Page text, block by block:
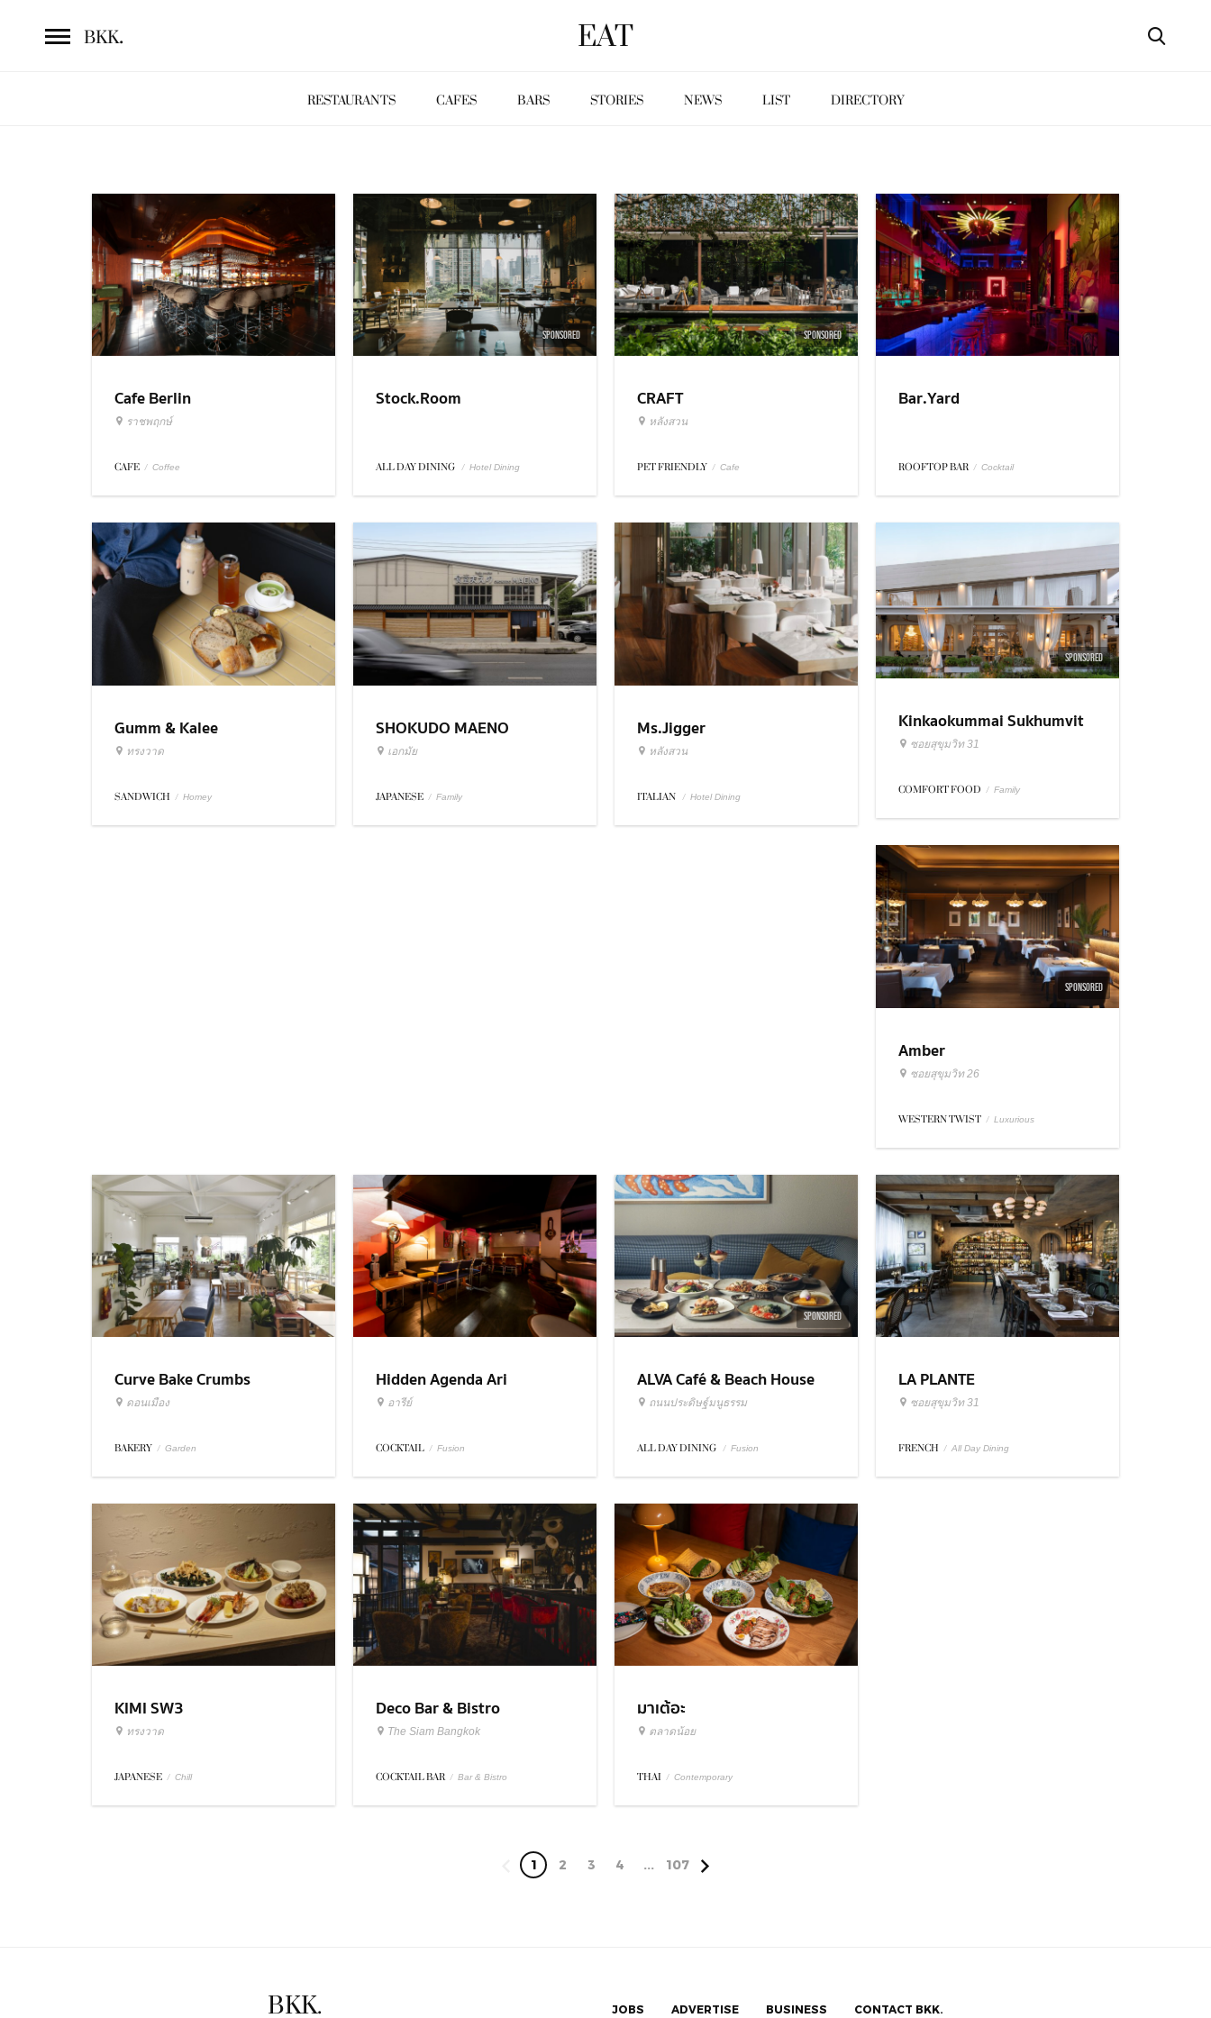
BKK. EAT
RESTAURANTS CAFES BARS STORIES NEWS LIST DIRECTORY
Cafe Berlin
ราชพฤกษ์
CAFE / Coffee
SPONSORED
Stock.Room
ALL DAY DINING / Hotel Dining
SPONSORED
CRAFT
หลังสวน
PET FRIENDLY / Cafe
Bar.Yard
ROOFTOP BAR / Cocktail
Gumm & Kalee
ทรงวาด
SANDWICH / Homey
SHOKUDO MAENO
เอกมัย
JAPANESE / Family
Ms.Jigger
หลังสวน
ITALIAN / Hotel Dining
SPONSORED
Kinkaokummai Sukhumvit
31ซอยสุขุมวิท 31
COMFORT FOOD / Family
SPONSORED
Amber
ซอยสุขุมวิท 26
WESTERN TWIST / Luxurious
Curve Bake Crumbs
ดอนเมือง
BAKERY / Garden
Hidden Agenda Ari
อารีย์
COCKTAIL / Fusion
SPONSORED
ALVA Café & Beach House
ถนนประดิษฐ์มนูธรรม
ALL DAY DINING / Fusion
LA PLANTE
ซอยสุขุมวิท 31
FRENCH / All Day Dining
KIMI SW3
ทรงวาด
JAPANESE / Chill
Deco Bar & Bistro
The Siam Bangkok
COCKTAIL BAR / Bar & Bistro
มาเต้อะ
ตลาดน้อย
THAI / Contemporary
1 2 3 4 ... 107
BKK. JOBS ADVERTISE BUSINESS CONTACT BKK.